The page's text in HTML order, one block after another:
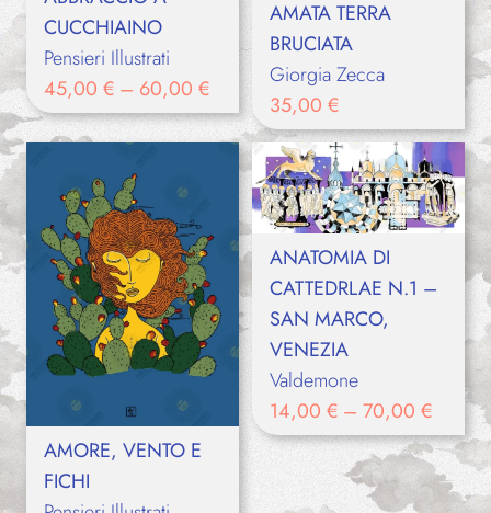
CUCCHIAINO
Pensieri Illustrati
45,00 € – 60,00 €
AMATA TERRA
BRUCIATA
Giorgia Zecca
35,00 €
AMORE, VENTO E
FICHI
ANATOMIA DI
CATTEDRLAE N.1 –
SAN MARCO,
VENEZIA
Valdemone
14,00 € – 70,00 €